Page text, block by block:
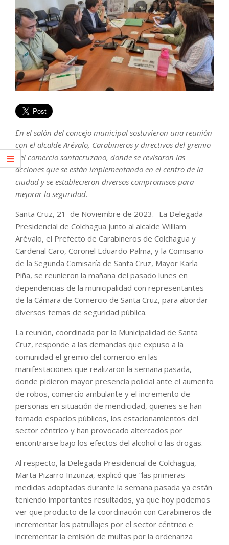
En el salón del concejo municipal sostuvieron una reunión
con el alcalde Arévalo, Carabineros y directivos del gremio
del comercio santacruzano, donde se revisaron las
acciones que se están implementando en el centro de la
ciudad y se establecieron diversos compromisos para
mejorar la seguridad.
Santa Cruz, 21 de Noviembre de 2023.- La Delegada
Presidencial de Colchagua junto al alcalde William
Arévalo, el Prefecto de Carabineros de Colchagua y
Cardenal Caro, Coronel Eduardo Palma, y la Comisario
de la Segunda Comisaría de Santa Cruz, Mayor Karla
Piña, se reunieron la mañana del pasado lunes en
dependencias de la municipalidad con representantes
de la Cámara de Comercio de Santa Cruz, para abordar
diversos temas de seguridad pública.
La reunión, coordinada por la Municipalidad de Santa
Cruz, responde a las demandas que expuso a la
comunidad el gremio del comercio en las
manifestaciones que realizaron la semana pasada,
donde pidieron mayor presencia policial ante el aumento
de robos, comercio ambulante y el incremento de
personas en situación de mendicidad, quienes se han
tomado espacios públicos, los estacionamientos del
sector céntrico y han provocado altercados por
encontrarse bajo los efectos del alcohol o las drogas.
Al respecto, la Delegada Presidencial de Colchagua,
Marta Pizarro Inzunza, explicó que “las primeras
medidas adoptadas durante la semana pasada ya están
teniendo importantes resultados, ya que hoy podemos
ver que producto de la coordinación con Carabineros de
incrementar los patrullajes por el sector céntrico e
incrementar la emisión de multas por la ordenanza